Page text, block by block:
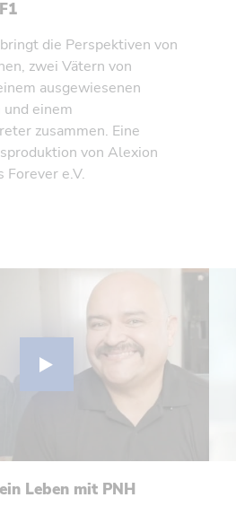
die Perspektiven von
zwei Vätern von
ausgewiesenen
und einem
zusammen. Eine
von Alexion
Forever e.V.
Leben mit PNH